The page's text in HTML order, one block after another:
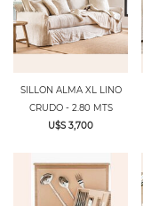
SILLON ALMA XL LINO
CRUDO - 2.80 MTS
U$S 3,700